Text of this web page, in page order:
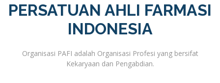
PERSATUAN AHLI FARMASI
INDONESIA
Organisasi PAFI adalah Organisasi Profesi yang bersifat
Kekaryaan dan Pengabdian.